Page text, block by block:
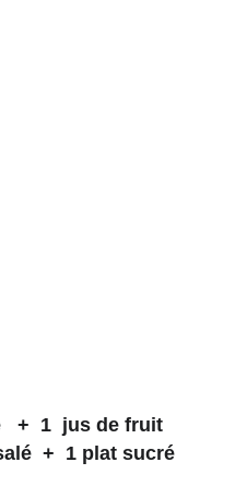
+  1  jus de fruit
+  1 plat sucré